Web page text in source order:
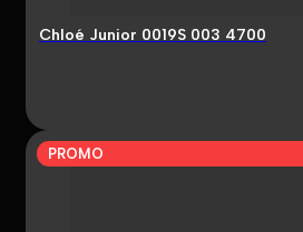
Chloé Junior 0019S 003 4700
PROMO